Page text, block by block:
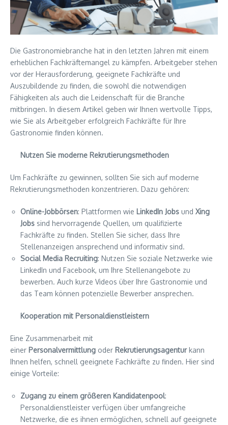
Die Gastronomiebranche hat in den letzten Jahren mit einem
erheblichen Fachkräftemangel zu kämpfen. Arbeitgeber stehen
vor der Herausforderung, geeignete Fachkräfte und
Auszubildende zu finden, die sowohl die notwendigen
Fähigkeiten als auch die Leidenschaft für die Branche
mitbringen. In diesem Artikel geben wir Ihnen wertvolle Tipps,
wie Sie als Arbeitgeber erfolgreich Fachkräfte für Ihre
Gastronomie finden können.
Nutzen Sie moderne Rekrutierungsmethoden
Um Fachkräfte zu gewinnen, sollten Sie sich auf moderne
Rekrutierungsmethoden konzentrieren. Dazu gehören:
Online-Jobbörsen: Plattformen wie LinkedIn Jobs und Xing
Jobs sind hervorragende Quellen, um qualifizierte
Fachkräfte zu finden. Stellen Sie sicher, dass Ihre
Stellenanzeigen ansprechend und informativ sind.
Social Media Recruiting: Nutzen Sie soziale Netzwerke wie
LinkedIn und Facebook, um Ihre Stellenangebote zu
bewerben. Auch kurze Videos über Ihre Gastronomie und
das Team können potenzielle Bewerber ansprechen.
Kooperation mit Personaldienstleistern
Eine Zusammenarbeit mit
einer Personalvermittlung oder Rekrutierungsagenturkann
Ihnen helfen, schnell geeignete Fachkräfte zu finden. Hier sind
einige Vorteile:
Zugang zu einem größeren Kandidatenpool:
Personaldienstleister verfügen über umfangreiche
Netzwerke, die es ihnen ermöglichen, schnell auf geeignete